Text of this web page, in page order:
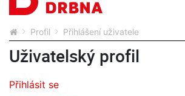
Profil Přihlášení uživatele
Uživatelský profil
Přihlásit se